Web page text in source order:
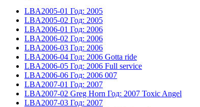
LBA2005-01 Год: 2005
LBA2005-02 Год: 2005
LBA2006-01 Год: 2006
LBA2006-02 Год: 2006
LBA2006-03 Год: 2006
LBA2006-04 Год: 2006 Gotta ride
LBA2006-05 Год: 2006 Full service
LBA2006-06 Год: 2006 007
LBA2007-01 Год: 2007
LBA2007-02 Greg Horn Год: 2007 Toxic Angel
LBA2007-03 Год: 2007